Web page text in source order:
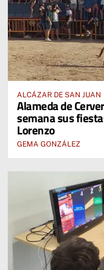
ALCÁZAR DE SAN JUAN
Alameda de
semana sus
Lorenzo
GEMA GONZÁLEZ